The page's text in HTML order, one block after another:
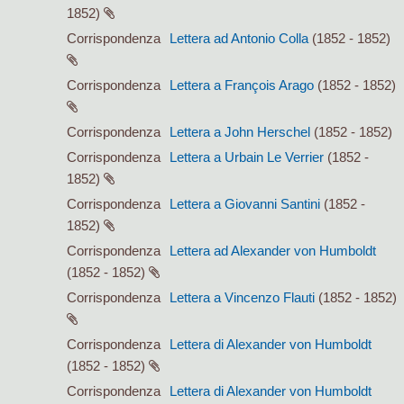
1852)
Corrispondenza
Lettera ad Antonio Colla (1852 - 1852)
Corrispondenza Lettera a François Arago (1852 - 1852)
Corrispondenza Lettera a John Herschel (1852 - 1852)
Corrispondenza
Lettera a Urbain Le Verrier (1852 -
1852)
Corrispondenza
Lettera a Giovanni Santini (1852 -
1852)
Corrispondenza
Lettera ad Alexander von Humboldt
(1852 - 1852)
Corrispondenza
Lettera a Vincenzo Flauti (1852 - 1852)
Corrispondenza
Lettera di Alexander von Humboldt
(1852 - 1852)
Corrispondenza
Lettera di Alexander von Humboldt